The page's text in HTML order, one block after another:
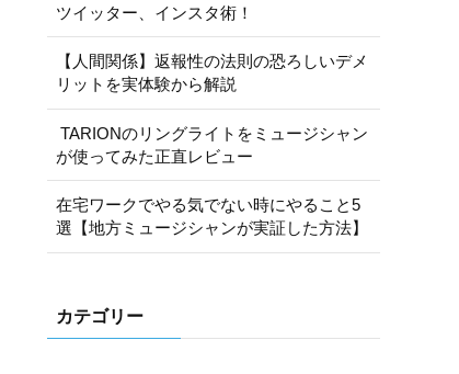
ツイッター、インスタ術！
【人間関係】返報性の法則の恐ろしいデメ
リットを実体験から解説
TARIONのリングライトをミュージシャン
が使ってみた正直レビュー
在宅ワークでやる気でない時にやること5
選【地方ミュージシャンが実証した方法】
カテゴリー